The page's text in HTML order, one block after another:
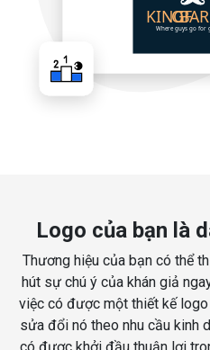
Logo của bạn là
Thương hiệu của bạn có thể
hút sự chú ý của khán giả
việc có được một thiết kế
sửa đổi nó theo nhu cầu kinh